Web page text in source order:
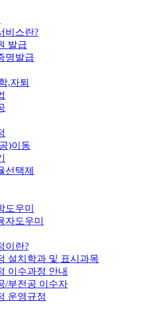
비스란?
발급
명발급
,자퇴
)이동
선택제
도우미
자도우미
이란?
설치학과 및 표시과목
이수과정 안내
/부전공 이수자
운영규정